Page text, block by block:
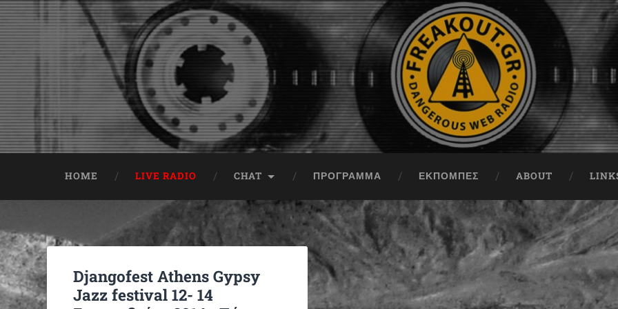
HOME LIVE RADIO CHAT ΠΡΟΓΡΑΜΜΑ ΕΚΠΟΜΠΈΣ ABOUT
Djangofest Athens Gypsy
Jazz festival 12- 14